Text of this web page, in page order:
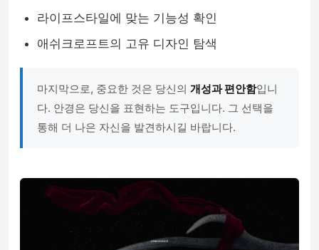
라이프스타일에 맞는 기능성 확인
애쉬크로프트의 고유 디자인 탐색
마지막으로, 중요한 것은 당신의 개성과 편안함입니
다. 안경은 당신을 표현하는 도구입니다. 그 선택을
통해 더 나은 자신을 발견하시길 바랍니다.